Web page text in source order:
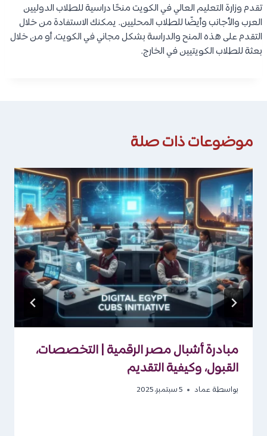
تقدم وزارة التعليم العالي في الكويت منحًا دراسية للطلاب الدوليين
العرب والأجانب وأيضًا للطلاب المحليين. يمكنك الاستفادة من خلال
التقدم على هذه المنح والدراسة بشكل مجاني في الكويت، أو من خلال
بعثة للطلاب الكويتيين في الخارج.
موضوعات ذات صلة
مبادرة أشبال مصر الرقمية | التخصصات،
القبول، وكيفية التقديم
بواسطة عماد 5 سبتمبر، 2025